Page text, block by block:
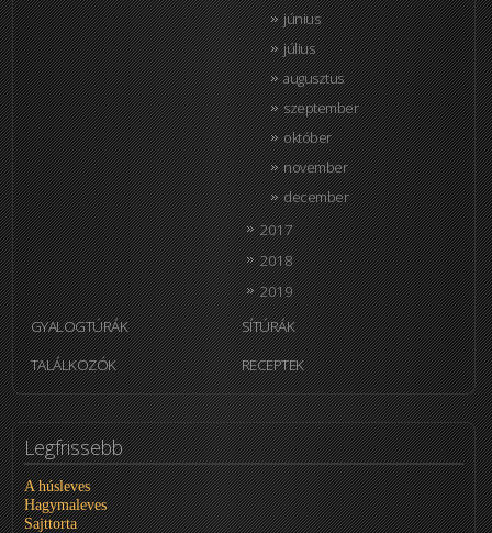
június
július
augusztus
szeptember
október
november
december
2017
2018
2019
GYALOGTÚRÁK
SÍTÚRÁK
TALÁLKOZÓK
RECEPTEK
Legfrissebb
A húsleves
Hagymaleves
Sajttorta